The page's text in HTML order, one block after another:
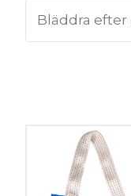
Bläddra efter